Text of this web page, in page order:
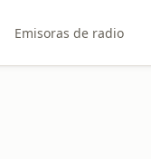
Emisoras de radio